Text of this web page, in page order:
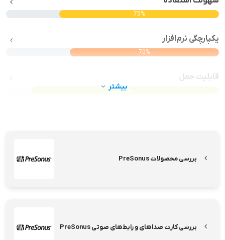
75%
یکپارچگی نرم‌افزار
70%
قابلیت حمل
88%
بیشتر
بررسی محصولات PreSonus
بررسی کارت صداهای و رابط‌های صوتی PreSonus